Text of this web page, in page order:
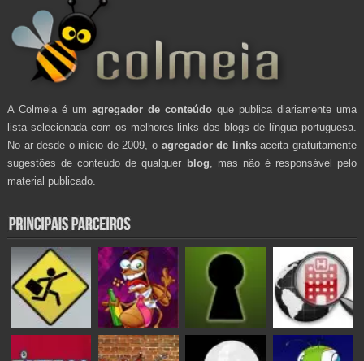
A Colmeia é um agregador de conteúdo que publica diariamente uma
lista selecionada com os melhores links dos blogs de língua portuguesa.
No ar desde o início de 2009, o agregador de linksaceita gratuitamente
sugestões de conteúdo de qualquer blog , mas não é responsável pelo
material publicado.